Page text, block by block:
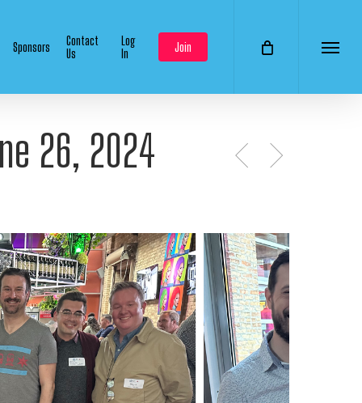
Sponsors
Contact
Us
Log
In
Join Menu
26, 2024